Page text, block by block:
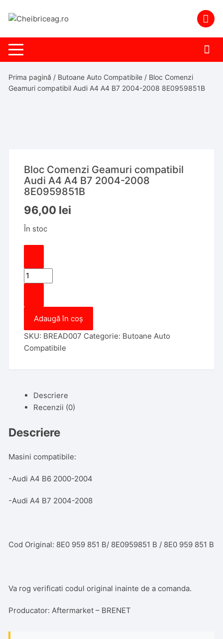
Prima pagină / Butoane Auto Compatibile / Bloc Comenzi
Geamuri compatibil Audi A4 A4 B7 2004-2008 8E0959851B
Bloc Comenzi Geamuri compatibil
Audi A4 A4 B7 2004-2008
8E0959851B
96,00 lei
În stoc
Cantitate
Bloc
Geamuri
compatibil
Audi
A4
2008
8E0959851B
Adaugă în coș
SKU: BREAD007 Categorie: Butoane Auto
Compatibile
Descriere
Recenzii (0)
Descriere
Masini compatibile:
-Audi A4 B6 2000-2004
-Audi A4 B7 2004-2008
Cod Original: 8E0 959 851 B/ 8E0959851 B / 8E0 959 851 B
Va rog verificati codul original inainte de a comanda.
Producator: Aftermarket – BRENET